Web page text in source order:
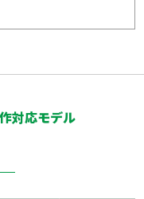
対応モデル